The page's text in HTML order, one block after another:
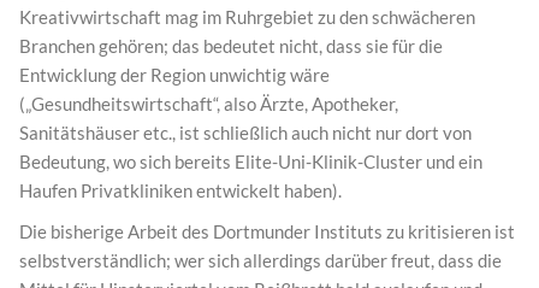
Kreativwirtschaft mag im Ruhrgebiet zu den schwächeren
Branchen gehören; das bedeutet nicht, dass sie für die
Entwicklung der Region unwichtig wäre
(„Gesundheitswirtschaft“, also Ärzte, Apotheker,
Sanitätshäuser etc., ist schließlich auch nicht nur dort von
Bedeutung, wo sich bereits Elite-Uni-Klinik-Cluster und ein
Haufen Privatkliniken entwickelt haben).
Die bisherige Arbeit des Dortmunder Instituts zu kritisieren ist
selbstverständlich; wer sich allerdings darüber freut, dass die